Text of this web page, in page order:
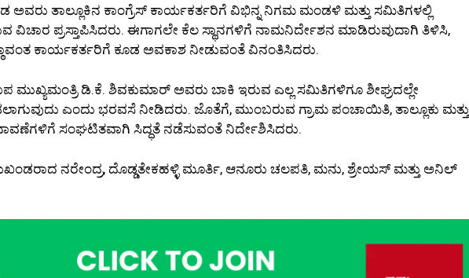
ತಾಲ್ಲೂಕಿನ ಕಾಂಗ್ರೆಸ್ ಕಾರ್ಯಕರ್ತರಿಗೆ ವಿಭಿನ್ನ ನಿಗಮ ಮಂಡಳಿ ಮತ್ತು ಸಮಿತಿಗಳಲ್ಲಿ
ವಿಚಾರ ಪ್ರಸ್ತಾಪಿಸಿದರು. ಈಗಾಗಲೇ ಕೆಲ ಸ್ಥಾನಗಳಿಗೆ ನಾಮನಿರ್ದೇಶನ ಮಾಡಿರುವುದಾಗಿ ತಿಳಿಸಿ,
ಕಾರ್ಯಕರ್ತರಿಗೆ ಕೂಡ ಅವಕಾಶ ನೀಡುವಂತೆ ವಿನಂತಿಸಿದರು.
ಮುಖ್ಯಮಂತ್ರಿ ಡಿ.ಕೆ. ಶಿವಕುಮಾರ್ ಅವರು ಬಾಕಿ ಇರುವ ಎಲ್ಲ ಸಮಿತಿಗಳಿಗೂ ಶೀಘ್ರದಲ್ಲೇ
ಎಂದು ಭರವಸೆ ನೀಡಿದರು. ಜೊತೆಗೆ, ಮುಂಬರುವ ಗ್ರಾಮ ಪಂಚಾಯಿತಿ, ತಾಲ್ಲೂಕು ಮತ್ತು
ಸಂಘಟಿತವಾಗಿ ಸಿದ್ಧತೆ ನಡೆಸುವಂತೆ ನಿರ್ದೇಶಿಸಿದರು.
ನರೇಂದ್ರ, ದೊಡ್ಡತೇಕಹಳ್ಳಿ ಮೂರ್ತಿ, ಆನೂರು ಚಲಪತಿ, ಮನು, ಶ್ರೇಯಸ್ ಮತ್ತು ಅನಿಲ್